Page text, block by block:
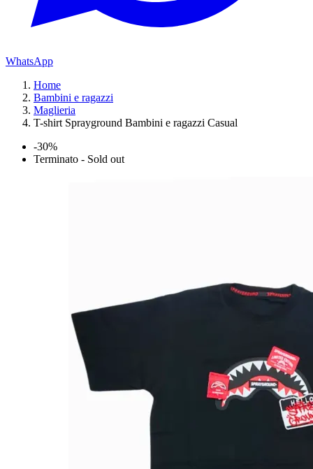
WhatsApp
Home
Bambini e ragazzi
Maglieria
T-shirt Sprayground Bambini e ragazzi Casual
-30%
Terminato - Sold out